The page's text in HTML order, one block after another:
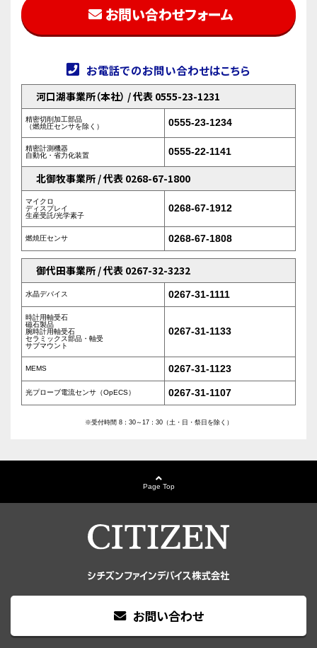
お問い合わせフォーム
お電話でのお問い合わせはこちら
河口湖事業所（本社） / 代表 0555-23-1231
精密切削加工部品
（燃焼圧センサを除く）
0555-23-1234
精密計測機器
自動化・省力化装置
0555-22-1141
北御牧事業所 / 代表 0268-67-1800
マイクロ
ディスプレイ
生産受託/光学素子
0268-67-1912
燃焼圧センサ 0268-67-1808
御代田事業所 / 代表 0267-32-3232
水晶デバイス 0267-31-1111
時計用軸受石
磁石製品
腕時計用軸受石
セラミックス部品・軸受
サブマウント
0267-31-1133
MEMS 0267-31-1123
光プローブ電流センサ（OpECS） 0267-31-1107
※受付時間 8：30～17：30（土・日・祭日を除く）
Page Top
お問い合わせ